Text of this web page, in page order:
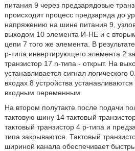
питания 9 через предзарядовые
происходит процесс предзаряда до
напряжению на шине питания 9,
выходом 10 элемента И-НЕ и с
цепи 7 того же элемента. В
p-типа инвертирующего элемента 2
транзистор 17 n-типа - открыт. На
устанавливается сигнал логического
входах 8 устройства
входным переменным.
На втором полутакте после подачи
тактовую шину 14 тактовый
тактовый транзистор 4 p-типа и
типа закрываются. Тактовый
шириной канала обеспечивает